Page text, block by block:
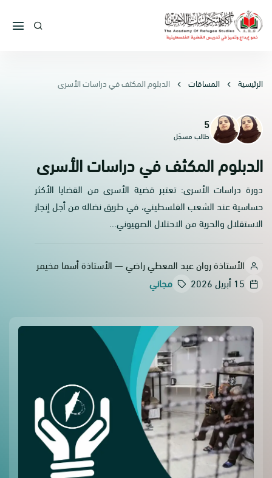
الرئيسية المساقات الدبلوم المكثف في دراسات الأسرى
5
طالب مسجّل
الدبلوم المكثف في دراسات الأسرى
دورة دراسات الأسرى: تعتبر قضية الأسرى من القضايا الأكثر
حساسية عند الشعب الفلسطيني، في طريق نضاله من أجل إنجاز
الاستقلال والحرية من الاحتلال الصهيوني...
الأستاذة روان عبد المعطي راضي — الأستاذة أسما مخيمر
15 أبريل 2026
مجاني